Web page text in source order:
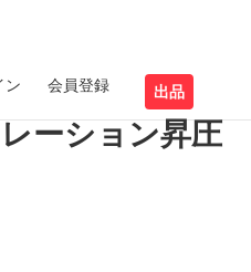
ン 会員登録 出品
ーション昇圧